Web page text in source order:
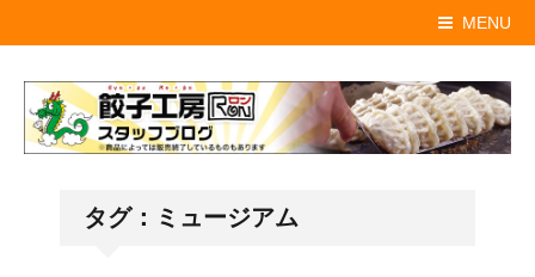
MENU
タグ：ミュージアム